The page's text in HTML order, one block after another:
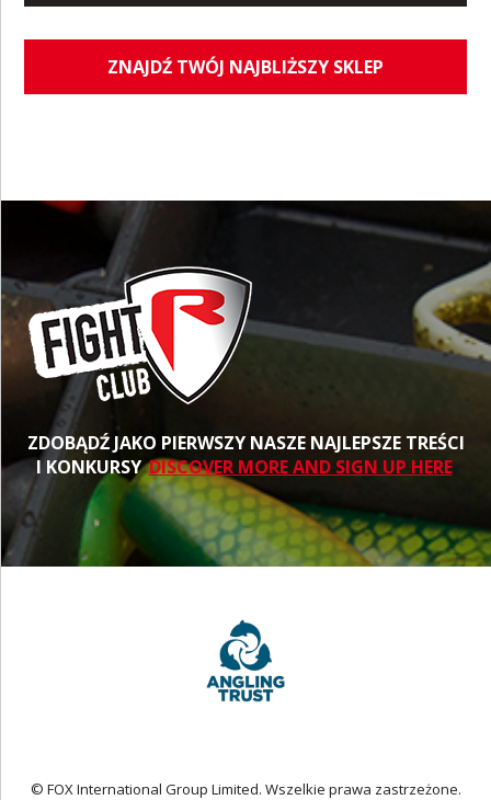
ZNAJDŹ TWÓJ NAJBLIŻSZY SKLEP
ZDOBĄDŹ JAKO PIERWSZY NASZE NAJLEPSZE TREŚCI
I KONKURSYDISCOVER MORE AND SIGN UP HERE
© FOX International Group Limited. Wszelkie prawa zastrzeżone.